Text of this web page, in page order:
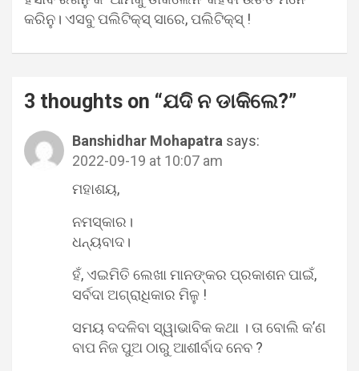
କରିନୁ। ଏସବୁ ପଲିଟିକ୍ସ୍ ସାରେ, ପଲିଟିକ୍ସ୍ !
3 thoughts on “ଯଦି ନ ଡାକିଲେ?”
Banshidhar Mohapatra says:
2022-09-19 at 10:07 am
ମହାଶୟ,
ନମସ୍କାର।
ଧନ୍ୟବାଦ।
ହଁ, ଏଇମିତି ଲେଖା ମାନଙ୍କର ପ୍ରକାଶନ ପାଇଁ,
ସର୍ବଦା ଅଗ୍ରାଧିକାର ମିଳୁ !
ସମୟ ବଦଳିବା ସ୍ୱାଭାବିକ କଥା । ତା ବୋଲି କ’ଣ
ବାପ ନିଜ ପୁଅ ଠାରୁ ଆଶୀର୍ବାଦ ନେବ ?